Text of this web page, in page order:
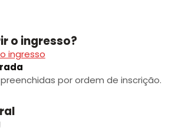
o ingresso?
ingresso
por ordem de inscrição.